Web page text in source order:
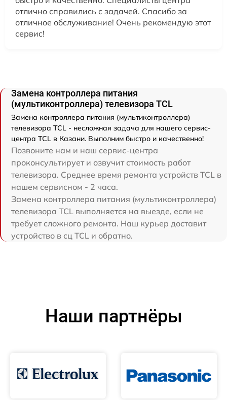
отлично справились с задачей. Спасибо за
отличное обслуживание! Очень рекомендую этот
сервис!
Замена контроллера питания
(мультиконтроллера) телевизора TCL
Замена контроллера питания (мультиконтроллера)
телевизора TCL - несложная задача для нашего сервис-
центра TCL в Казани. Выполним быстро и качественно!
Позвоните нам и наш сервис-центра
проконсультирует и озвучит стоимость работ
телевизора. Среднее время ремонта устройств TCL в
нашем сервисном - 2 часа.
Замена контроллера питания (мультиконтроллера)
телевизора TCL выполняется на выезде, если не
требует сложного ремонта. Наш курьер доставит
устройство в сц TCL и обратно.
Наши партнёры